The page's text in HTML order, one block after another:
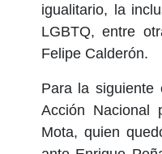
igualitario, la
LGBTQ, entre
Felipe Calderón.
Para la siguiente
Acción Nacional
Mota, quien